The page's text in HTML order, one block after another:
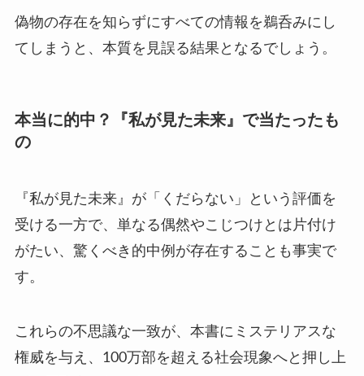
偽物の存在を知らずにすべての情報を鵜呑みにし
てしまうと、本質を見誤る結果となるでしょう。
本当に的中？『私が見た未来』で当たったも
の
『私が見た未来』が「くだらない」という評価を
受ける一方で、単なる偶然やこじつけとは片付け
がたい、驚くべき的中例が存在することも事実で
す。
これらの不思議な一致が、本書にミステリアスな
権威を与え、100万部を超える社会現象へと押し上